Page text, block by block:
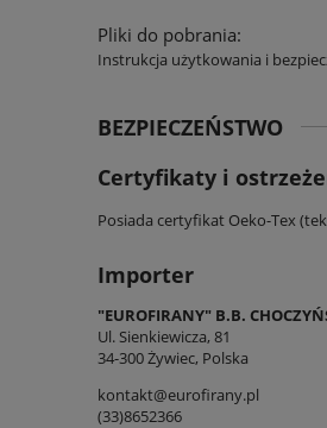
Pliki do pobrania:
Instrukcja użytkowania i
BEZPIECZEŃSTWO
Certyfikaty i
Posiada certyfikat Oeko-Tex
Importer
"EUROFIRANY" B.B.
Ul. Sienkiewicza, 81
34-300 Żywiec, Polska
kontakt@eurofirany.pl
(33)8652366